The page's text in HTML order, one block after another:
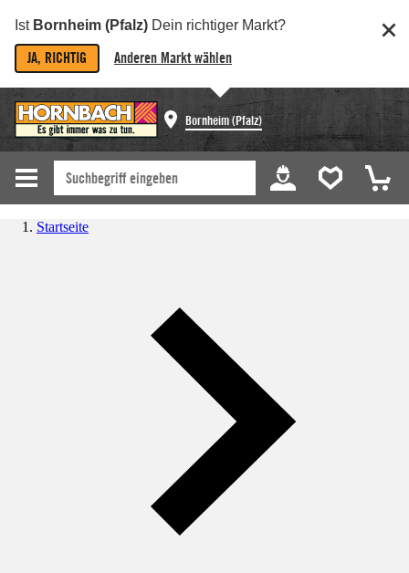
Ist Bornheim (Pfalz) Dein richtiger Markt?
JA, RICHTIG Anderen Markt wählen
Bornheim (Pfalz)
Startseite